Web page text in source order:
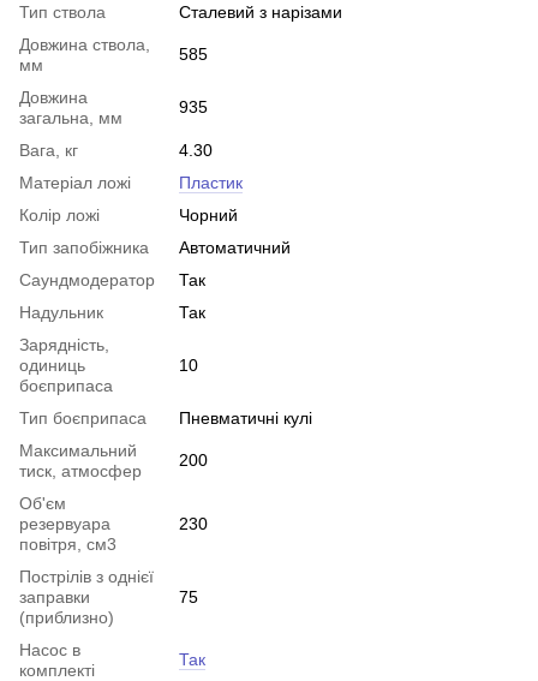
Тип ствола
Сталевий з нарізами
Довжина ствола,
мм
585
Довжина
загальна, мм
935
Вага, кг
4.30
Матеріал ложі
Пластик
Колір ложі
Чорний
Тип запобіжника
Автоматичний
Саундмодератор
Так
Надульник
Так
Зарядність,
одиниць
боєприпаса
10
Тип боєприпаса
Пневматичні кулі
Максимальний
тиск, атмосфер
200
Об'єм
резервуара
повітря, см3
230
Пострілів з однієї
заправки
(приблизно)
75
Насос в
комплекті
Так